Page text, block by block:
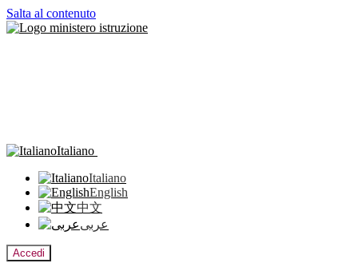
Salta al contenuto
Italiano
Italiano
English
中文
عربى
Accedi